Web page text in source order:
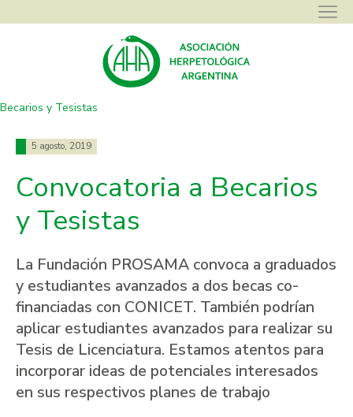
Asociación Herpetológica Argentina
Becarios y Tesistas
5 agosto, 2019
Convocatoria a Becarios
y Tesistas
La Fundación PROSAMA convoca a graduados
y estudiantes avanzados a dos becas co-
financiadas con CONICET. También podrían
aplicar estudiantes avanzados para realizar su
Tesis de Licenciatura. Estamos atentos para
incorporar ideas de potenciales interesados
en sus respectivos planes de trabajo